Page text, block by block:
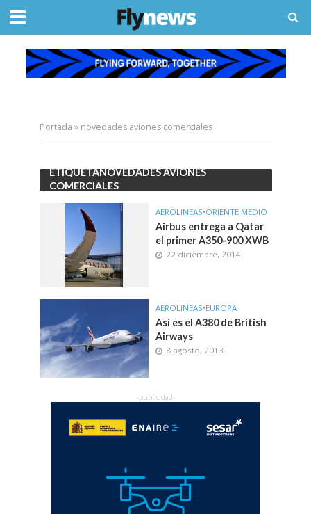
Portada » novedades aviones comerciales
ETIQUETANOVEDADES AVIONES
COMERCIALES
AEROLINEAS•ORIENTE MEDIO
Airbus entrega a Qatar
el primer A350-900 XWB
22 diciembre, 2014
AEROLINEAS•EUROPA
Así es el A380 de British
Airways
8 agosto, 2013